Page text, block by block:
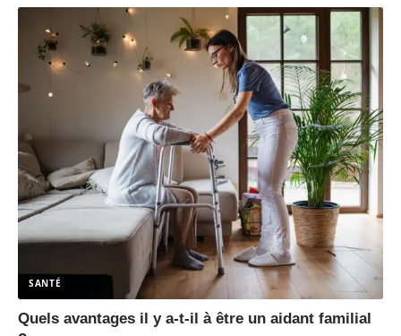
SANTÉ
Quels avantages il y a-t-il à être un aidant familial